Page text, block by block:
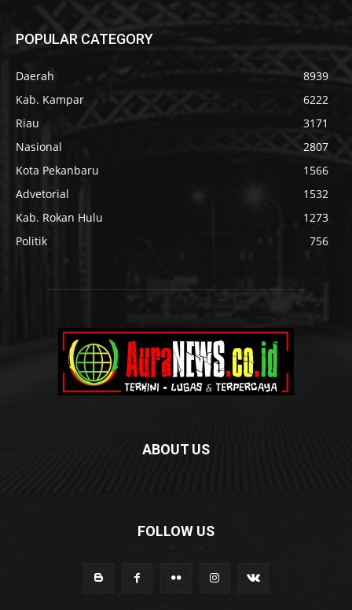
POPULAR CATEGORY
Daerah
8939
Kab. Kampar
6222
Riau
3171
Nasional
2807
Kota Pekanbaru
1566
Advetorial
1532
Kab. Rokan Hulu
1273
Politik
756
ABOUT US
FOLLOW US